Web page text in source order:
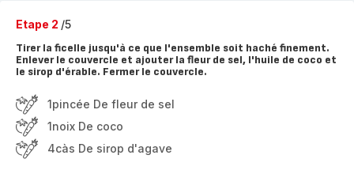
Etape 2 /5
Tirer la ficelle jusqu'à ce que l'ensemble soit haché finement.
Enlever le couvercle et ajouter la fleur de sel, l'huile de coco et
le sirop d'érable. Fermer le couvercle.
1pincée De fleur de sel
1noix De coco
4càs De sirop d'agave